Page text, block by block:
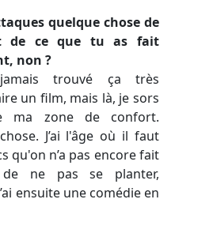
quelque chose de
de ce que tu as fait
non ?
trouvé ça très
un film, mais là, je sors
ma zone de confort.
J’ai l'âge où il faut
qu'on n’a pas encore fait
de ne pas se planter,
ensuite une comédie en